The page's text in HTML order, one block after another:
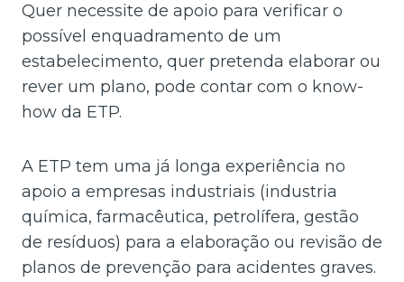
Quer necessite de apoio para verificar o
possível enquadramento de um
estabelecimento, quer pretenda elaborar ou
rever um plano, pode contar com o know-
how da ETP.
A ETP tem uma já longa experiência no
apoio a empresas industriais (industria
química, farmacêutica, petrolífera, gestão
de resíduos) para a elaboração ou revisão de
planos de prevenção para acidentes graves.